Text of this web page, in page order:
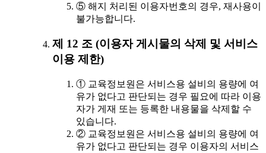
⑤ 해지 처리된 이용자번호의 경우, 재사용이
불가능합니다.
제 12 조 (이용자 게시물의 삭제 및 서비스
이용 제한)
① 교육정보원은 서비스용 설비의 용량에 여
유가 없다고 판단되는 경우 필요에 따라 이용
자가 게재 또는 등록한 내용물을 삭제할 수
있습니다.
② 교육정보원은 서비스용 설비의 용량에 여
유가 없다고 판단되는 경우 이용자의 서비스